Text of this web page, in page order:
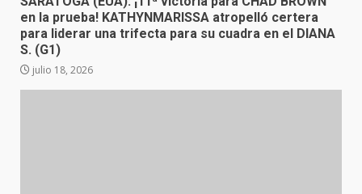
en la prueba! KATHYNMARISSA atropelló certera
para liderar una trifecta para su cuadra en el DIANA
S. (G1)
julio 18, 2026